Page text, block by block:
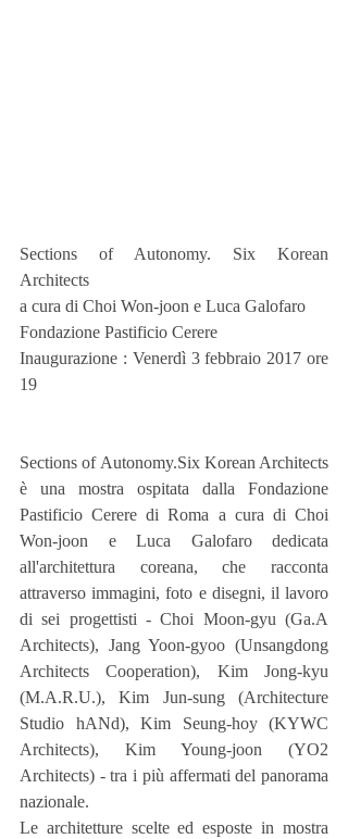
Sections of Autonomy. Six Korean
Architects
a cura di Choi Won-joon e Luca Galofaro
Fondazione Pastificio Cerere
Inaugurazione : Venerdì 3 febbraio 2017 ore
19
Sections of Autonomy.Six Korean Architects
è una mostra ospitata dalla Fondazione
Pastificio Cerere di Roma a cura di Choi
Won-joon e Luca Galofaro dedicata
all'architettura coreana, che racconta
attraverso immagini, foto e disegni, il lavoro
di sei progettisti - Choi Moon-gyu (Ga.A
Architects), Jang Yoon-gyoo (Unsangdong
Architects Cooperation), Kim Jong-kyu
(M.A.R.U.), Kim Jun-sung (Architecture
Studio hANd), Kim Seung-hoy (KYWC
Architects), Kim Young-joon (YO2
Architects) - tra i più affermati del panorama
nazionale.
Le architetture scelte ed esposte in mostra